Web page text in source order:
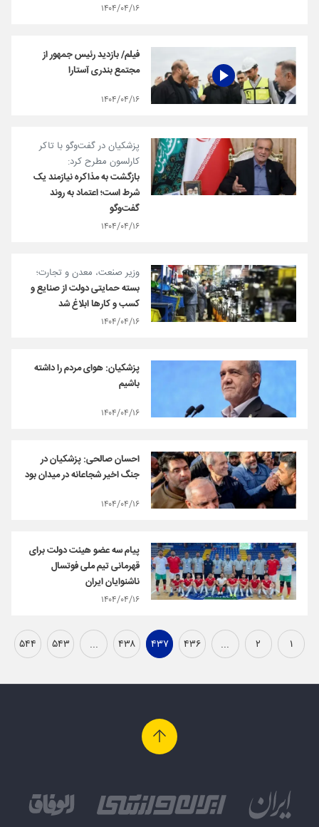
۱۴۰۴/۰۴/۱۶
فیلم/ بازدید رئیس جمهور از
مجتمع بندری آستارا
۱۴۰۴/۰۴/۱۶
پزشکیان در گفت‌وگو با تاکر
کارلسون مطرح کرد:
بازگشت به مذاکره نیازمند یک
شرط است؛ اعتماد به روند
گفت‌وگو
۱۴۰۴/۰۴/۱۶
وزیر صنعت، معدن و تجارت؛
بسته حمایتی دولت از صنایع و
کسب و کار‌ها ابلاغ شد
۱۴۰۴/۰۴/۱۶
پزشکیان: هوای مردم را داشته
باشیم
۱۴۰۴/۰۴/۱۶
احسان صالحی: پزشکیان در
جنگ اخیر شجاعانه در میدان بود
۱۴۰۴/۰۴/۱۶
پیام سه عضو هیئت دولت برای
قهرمانی تیم ملی فوتسال
ناشنوایان ایران
۱۴۰۴/۰۴/۱۶
۱ ۲ ... ۴۳۶ ۴۳۷ ۴۳۸ ... ۵۴۳ ۵۴۴